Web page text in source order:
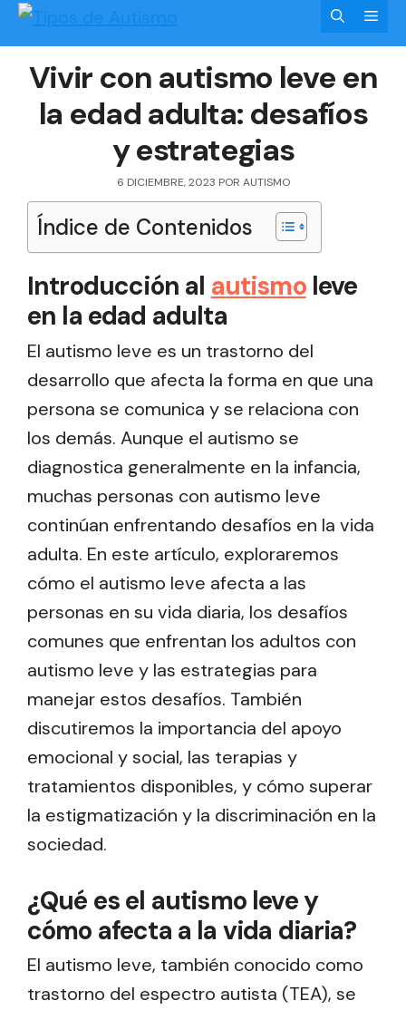
Saltar
al
contenido
Vivir con autismo leve en
la edad adulta: desafíos
y estrategias
6 DICIEMBRE, 2023 POR AUTISMO
Índice de Contenidos
Introducción al autismoleve
en la edad adulta
El autismo leve es un trastorno del
desarrollo que afecta la forma en que una
persona se comunica y se relaciona con
los demás. Aunque el autismo se
diagnostica generalmente en la infancia,
muchas personas con autismo leve
continúan enfrentando desafíos en la vida
adulta. En este artículo, exploraremos
cómo el autismo leve afecta a las
personas en su vida diaria, los desafíos
comunes que enfrentan los adultos con
autismo leve y las estrategias para
manejar estos desafíos. También
discutiremos la importancia del apoyo
emocional y social, las terapias y
tratamientos disponibles, y cómo superar
la estigmatización y la discriminación en la
sociedad.
¿Qué es el autismo leve y
cómo afecta a la vida diaria?
El autismo leve, también conocido como
trastorno del espectro autista (TEA), se